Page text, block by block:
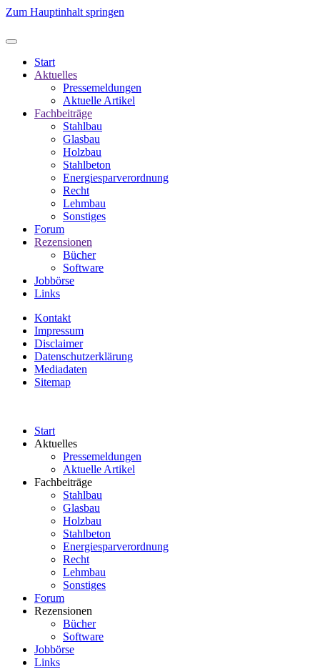
Zum Hauptinhalt springen
Start
Aktuelles
Pressemeldungen
Aktuelle Artikel
Fachbeiträge
Stahlbau
Glasbau
Holzbau
Stahlbeton
Energiesparverordnung
Recht
Lehmbau
Sonstiges
Forum
Rezensionen
Bücher
Software
Jobbörse
Links
Kontakt
Impressum
Disclaimer
Datenschutzerklärung
Mediadaten
Sitemap
Start
Aktuelles
Pressemeldungen
Aktuelle Artikel
Fachbeiträge
Stahlbau
Glasbau
Holzbau
Stahlbeton
Energiesparverordnung
Recht
Lehmbau
Sonstiges
Forum
Rezensionen
Bücher
Software
Jobbörse
Links